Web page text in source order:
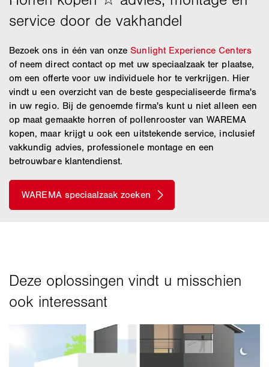
Bezoek ons in één van onzeSunlight Experience Centers
of neem direct contact op met uw speciaalzaak ter plaatse,
om een offerte voor uw individuele hor te verkrijgen. Hier
vindt u een overzicht van de beste gespecialiseerde firma's
in uw regio. Bij de genoemde firma's kunt u niet alleen een
op maat gemaakte horren of pollenrooster van WAREMA
kopen, maar krijgt u ook een uitstekende service, inclusief
vakkundig advies, professionele montage en een
betrouwbare klantendienst.